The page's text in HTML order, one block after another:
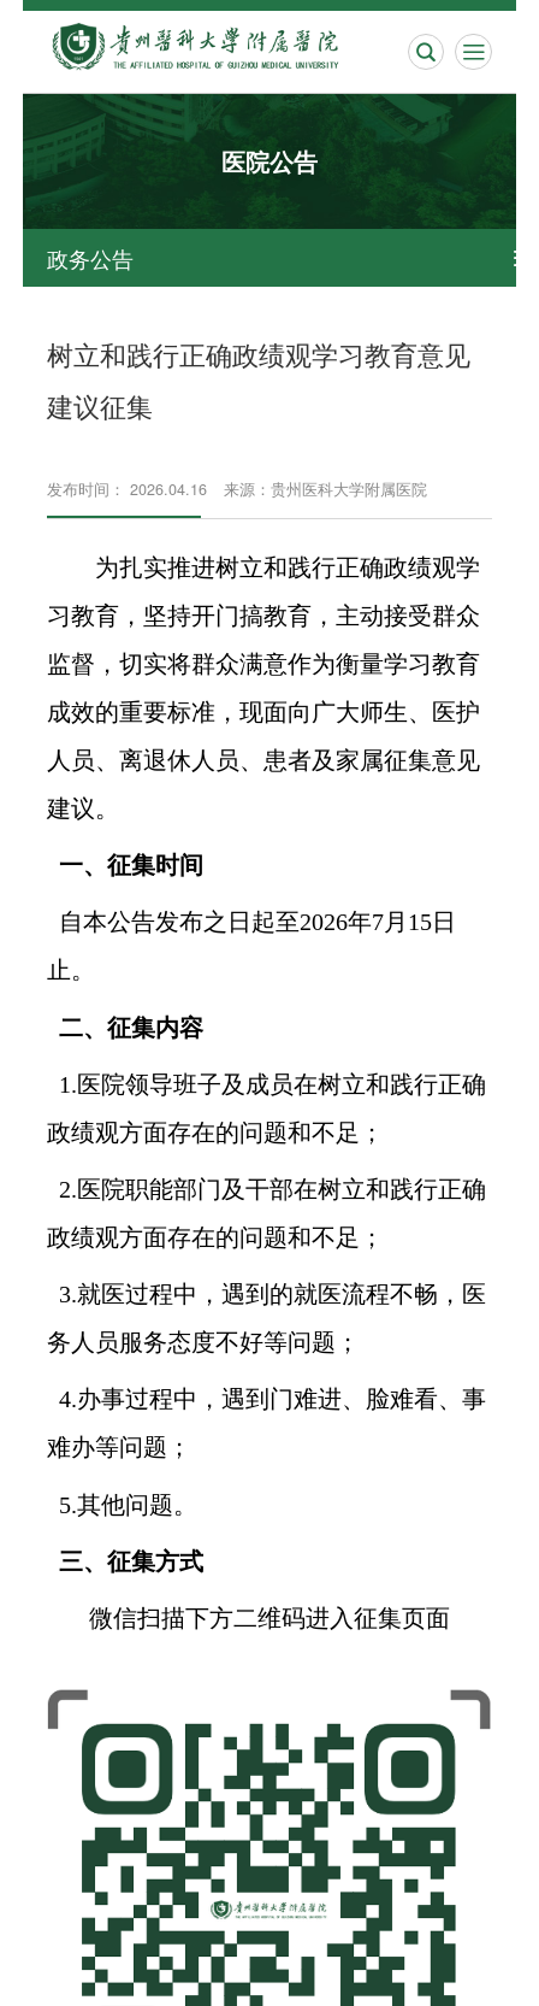
 
医院公告
政务公告 
树立和践行正确政绩观学习教育意见
建议征集
发布时间： 2026.04.16 来源：贵州医科大学附属医院
为扎实推进树立和践行正确政绩观学
习教育，坚持开门搞教育，主动接受群众
监督，切实将群众满意作为衡量学习教育
成效的重要标准，现面向广大师生、医护
人员、离退休人员、患者及家属征集意见
建议。
一、征集时间
自本公告发布之日起至2026年7月15日
止。
二、征集内容
1.医院领导班子及成员在树立和践行正确
政绩观方面存在的问题和不足；
2.医院职能部门及干部在树立和践行正确
政绩观方面存在的问题和不足；
3.就医过程中，遇到的就医流程不畅，医
务人员服务态度不好等问题；
4.办事过程中，遇到门难进、脸难看、事
难办等问题；
5.其他问题。
三、征集方式
微信扫描下方二维码进入征集页面